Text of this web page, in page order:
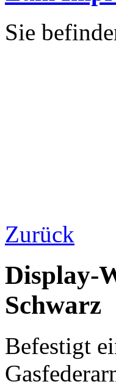
Sie
Zurück
Display-
Schwarz
Befestigt